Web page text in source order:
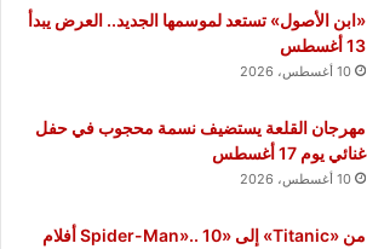
«ابن الأصول» تستعد لموسمها الجديد.. العرض يبدأ
13 أغسطس
10 أغسطس، 2026
مهرجان القلعة يستضيف نسمة محجوب في حفل
غنائي يوم 17 أغسطس
10 أغسطس، 2026
من «Titanic» إلى «Spider-Man».. 10 أفلام